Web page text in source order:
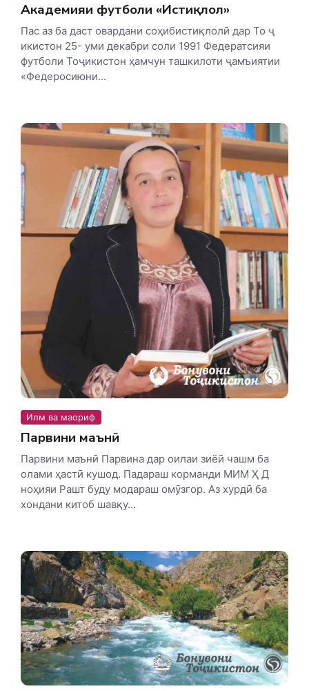
Академияи футболи «Истиқлол»
Пас аз ба даст овардани соҳибистиқлолӣ дар То ҷ
икистон 25- уми декабри соли 1991 Федератсияи
футболи Тоҷикистон ҳамчун ташкилоти ҷамъиятии
«Федеросиюни...
Илм ва маориф
Парвини маънӣ
Парвини маънӣ Парвина дар оилаи зиёӣ чашм ба
олами ҳастӣ кушод. Падараш корманди МИМ Ҳ Д
ноҳияи Рашт буду модараш омӯзгор. Аз хурдӣ ба
хондани китоб шавқу...